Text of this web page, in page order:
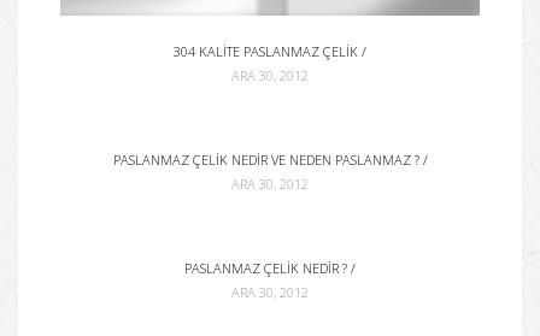
304 KALITE PASLANMAZ ÇELIK /
ARA 30, 2012
PASLANMAZ ÇELIK NEDIR VE NEDEN PASLANMAZ ? /
ARA 30, 2012
PASLANMAZ ÇELIK NEDIR ? /
ARA 30, 2012